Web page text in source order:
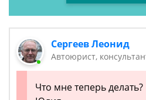
Сергеев Леонид
Автоюрист,
Что мне теперь делать?